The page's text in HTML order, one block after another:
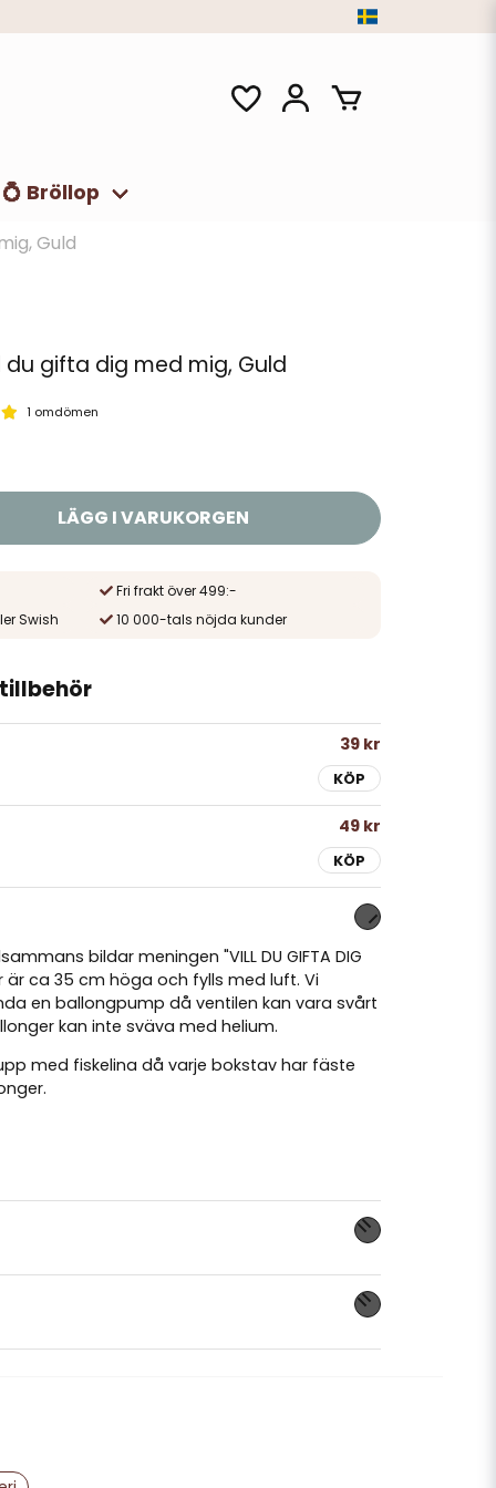
💍 Bröllop
Guld
du gifta dig med mig, Guld
1 omdömen
LÄGG I VARUKORGEN
Fri frakt över 499:-
Swish
10 000-tals nöjda kunder
39 kr
KÖP
49 kr
KÖP
bildar meningen "VILL DU GIFTA DIG
är ca 35 cm höga och fylls med luft. Vi
en ballongpump då ventilen kan vara svårt
kan inte sväva med helium.
med fiskelina då varje bokstav har fäste
produkten...